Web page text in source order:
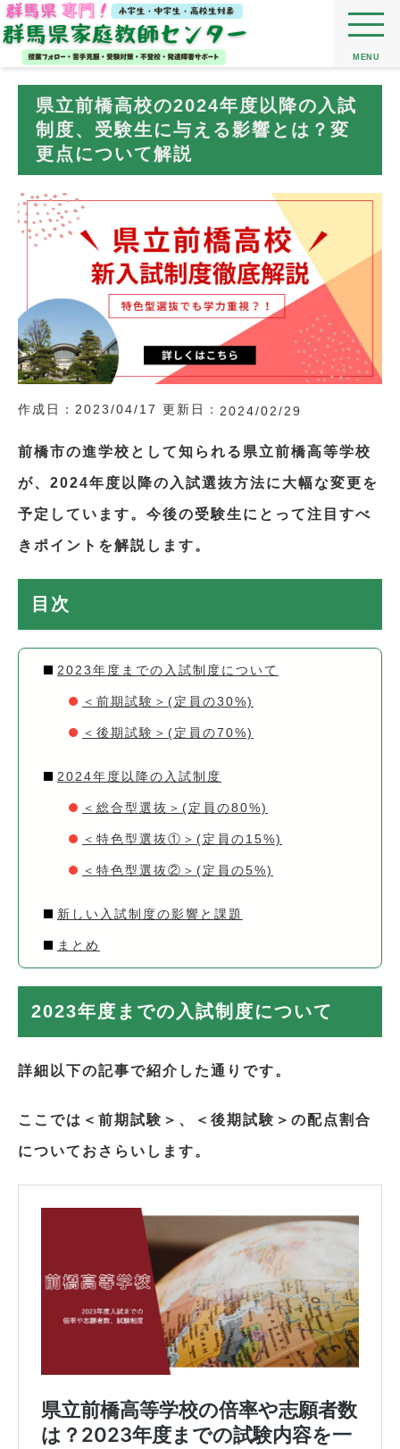
MENU
県立前橋高校の2024年度以降の入試
制度、受験生に与える影響とは？変
更点について解説
作成日： 2023/04/17 更新日： 2024/02/29
前橋市の進学校として知られる県立前橋高等学校
が、2024年度以降の入試選抜方法に大幅な変更を
予定しています。今後の受験生にとって注目すべ
きポイントを解説します。
目次
2023年度までの入試制度について
＜前期試験＞(定員の30%)
＜後期試験＞(定員の70%)
2024年度以降の入試制度
＜総合型選抜＞(定員の80%)
＜特色型選抜①＞(定員の15%)
＜特色型選抜②＞(定員の5%)
新しい入試制度の影響と課題
まとめ
2023年度までの入試制度について
詳細以下の記事で紹介した通りです。
ここでは＜前期試験＞、＜後期試験＞の配点割合
についておさらいします。